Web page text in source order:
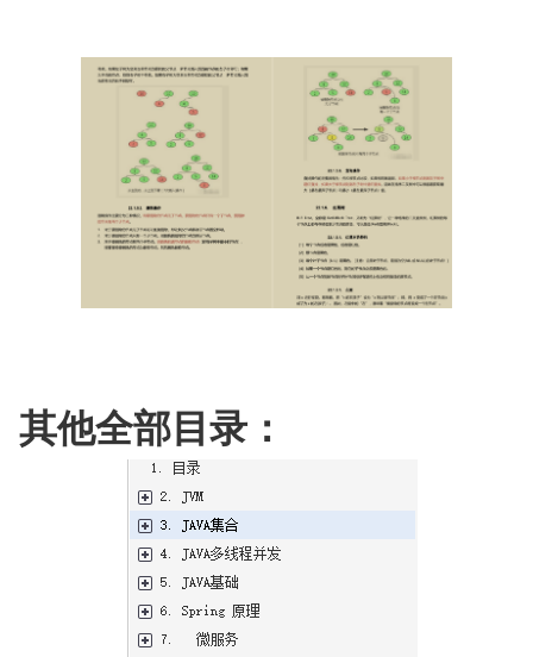
其他全部目录：